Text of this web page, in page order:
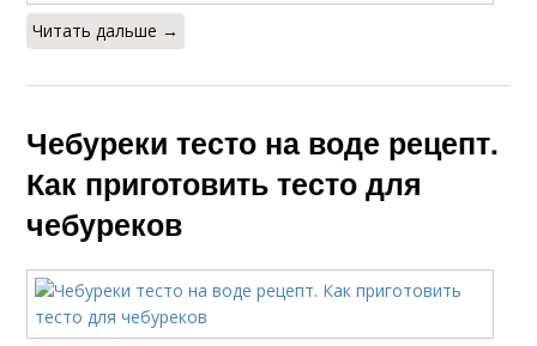
Читать дальше →
Чебуреки тесто на воде рецепт.
Как приготовить тесто для
чебуреков